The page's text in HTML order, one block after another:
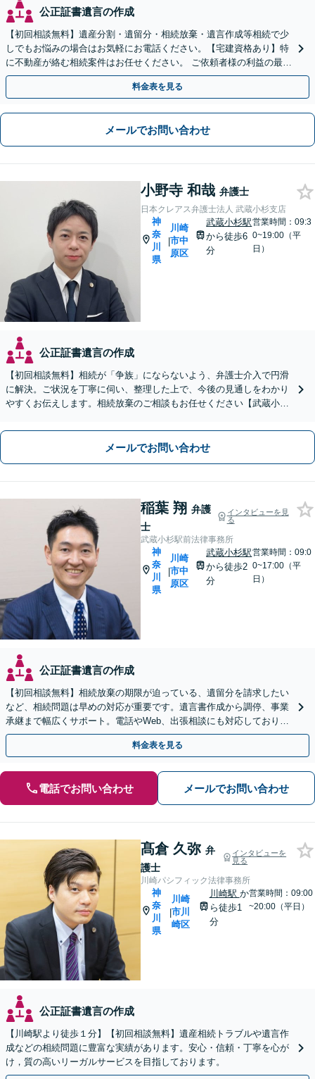
公正証書遺言の作成
【初回相談無料】遺産分割・遺留分・相続放棄・遺言作成等相続で少
しでもお悩みの場合はお気軽にお電話ください。【宅建資格あり】特
に不動産が絡む相続案件はお任せください。 ご依頼者様の利益の最大
化のために最後まで寄り添いサポートいたします。
料金表を見る
メールでお問い合わせ
小野寺 和哉 弁護士
日本クレアス弁護士法人 武蔵小杉支店
神
奈
川
県
|
川崎
市中
原区
武蔵小杉駅
から徒歩6
分
営業時間：09:3
0~19:00（平
日）
公正証書遺言の作成
【初回相談無料】相続が「争族」にならないよう、弁護士介入で円滑
に解決。ご状況を丁寧に伺い、整理した上で、今後の見通しをわかり
やすくお伝えします。相続放棄のご相談もお任せください【武蔵小杉
メールでお問い合わせ
稲葉 翔 弁護
士
インタビューを見
る
武蔵小杉駅前法律事務所
神
奈
川
県
|
川崎
市中
原区
武蔵小杉駅
から徒歩2
分
営業時間：09:0
0~17:00（平
日）
公正証書遺言の作成
【初回相談無料】相続放棄の期限が迫っている、遺留分を請求したい
など、相続問題は早めの対応が重要です。遺言書作成から調停、事業
承継まで幅広くサポート。電話やWeb、出張相談にも対応しておりま
す。実績豊富な当事務所へ今すぐご連絡ください。
料金表を見る
電話でお問い合わせ メールでお問い合わせ
髙倉 久弥 弁
護士
インタビューを
見る
川崎パシフィック法律事務所
神
奈
川
県
|
川崎
市川
崎区
川崎駅 か
ら徒歩1
分
営業時間：09:00
~20:00（平日）
公正証書遺言の作成
【川崎駅より徒歩１分】【初回相談無料】遺産相続トラブルや遺言作
成などの相続問題に豊富な実績があります。安心・信頼・丁寧を心が
け，質の高いリーガルサービスを目指しております。